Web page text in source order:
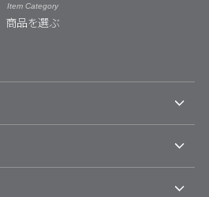
Item Category
商品を選ぶ